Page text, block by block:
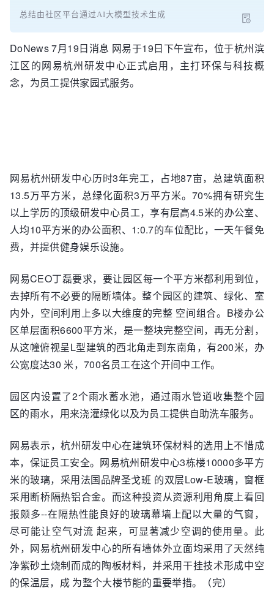
总结由社区平台通过AI大模型技术生成
DoNews 7月19日消息 网易于19日下午宣布，位于杭州滨
江区的网易杭州研发中心正式启用，主打环保与科技概
念，为员工提供家园式服务。
网易杭州研发中心历时3年完工，占地87亩，总建筑面积
13.5万平方米，总绿化面积3万平方米。70%拥有研究生
以上学历的顶级研发中心员工，享有层高4.5米的办公室、
人均10平方米的办公面积、1:0.7的车位配比，一天午餐免
费，并提供健身娱乐设施。
网易CEO丁磊要求，要让园区每一个平方米都利用到位，
去掉所有不必要的隔断墙体。整个园区的建筑、绿化、室
内外，空间利用上多以大维度的完整 空间组合。B楼办公
区单层面积6600平方米，是一整块完整空间，再无分割，
从这幢俯视呈L型建筑的西北角走到东南角，有200米，办
公宽度达30 米，700名员工在这个开间中工作。
园区内设置了2个雨水蓄水池，通过雨水管道收集整个园
区的雨水，用来浇灌绿化以及为员工提供自助洗车服务。
网易表示，杭州研发中心在建筑环保材料的选用上不惜成
本，保证员工安全。网易杭州研发中心3栋楼10000多平方
米的玻璃，采用法国品牌圣戈班 的双层Low-E玻璃，窗框
采用断桥隔热铝合金。而这种投资从资源利用角度上看回
报颇多--在隔热性能良好的玻璃幕墙上配以大量的气窗，
尽可能让空气对流 起来，可显著减少空调的使用量。此
外，网易杭州研发中心的所有墙体外立面均采用了天然纯
净紫砂土烧制而成的陶板材料，并采用干挂技术形成中空
的保温层，成 为整个大楼节能的重要举措。（完）